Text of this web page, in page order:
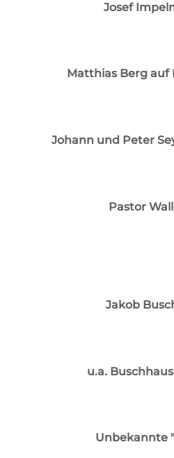
Josef
Matthias Berg
Johann und Peter
Pastor
Jakob
u.a.
Unbekannte